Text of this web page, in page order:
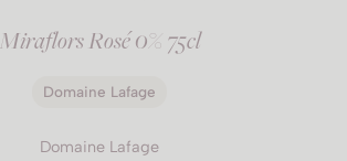
Miraflors Rosé 0% 75cl
Domaine Lafage
Domaine Lafage